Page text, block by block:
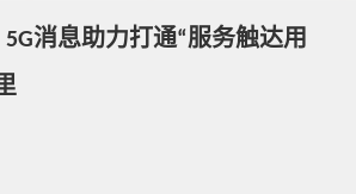
消息助力打通“服务触达用